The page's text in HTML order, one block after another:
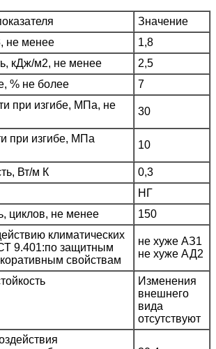
Значение
не менее
1,8
кДж/м2, не менее
2,5
% не более
7
при изгибе, МПа, не
30
при изгибе, МПа
10
Вт/м К
0,3
НГ
циклов, не менее
150
климатических
9.401:по защитным
свойствам
не хуже АЗ1
не хуже АД2
Изменения
внешнего
вида
отсутствуют